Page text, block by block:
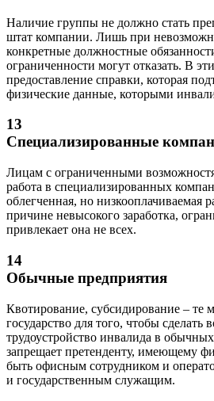
Наличие группы не должно стать
штат компании. Лишь при
конкретные должностные
ограниченности могут отказать. В
предоставление справки, которая
физические данные, которыми
13
Специализированные
Лицам с ограниченными
работа в специализированных
облегченная, но низкооплачиваемая
причине невысокого заработка,
привлекает она не всех.
14
Обычные предприятия
Квотирование, субсидирование – те
государство для того, чтобы сделать
трудоустройство инвалида в
запрещает претенденту, имеющему
быть офисным сотрудником и
и государственным служащим.